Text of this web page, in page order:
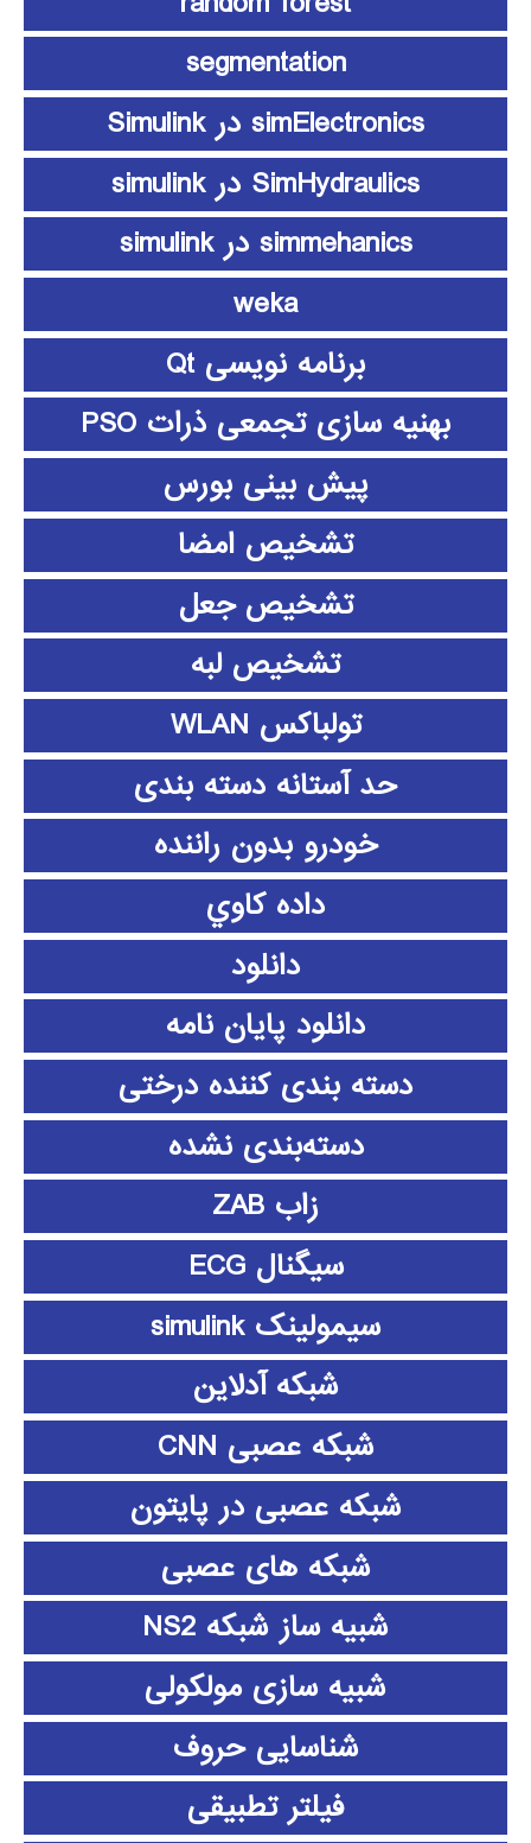
segmentation
simElectronics در Simulink
SimHydraulics در simulink
simmehanics در simulink
weka
برنامه نویسی Qt
بهنیه سازی تجمعی ذرات PSO
پیش بینی بورس
تشخیص امضا
تشخیص جعل
تشخیص لبه
تولباکس WLAN
حد آستانه دسته بندی
خودرو بدون راننده
داده كاوي
دانلود
دانلود پايان نامه
دسته بندی کننده درختی
دسته‌بندی نشده
زاب ZAB
سیگنال ECG
سیمولینک simulink
شبکه آدلاین
شبکه عصبی CNN
شبکه عصبی در پایتون
شبکه های عصبی
شبیه ساز شبکه NS2
شبیه سازی مولکولی
شناسایی حروف
فیلتر تطبیقی